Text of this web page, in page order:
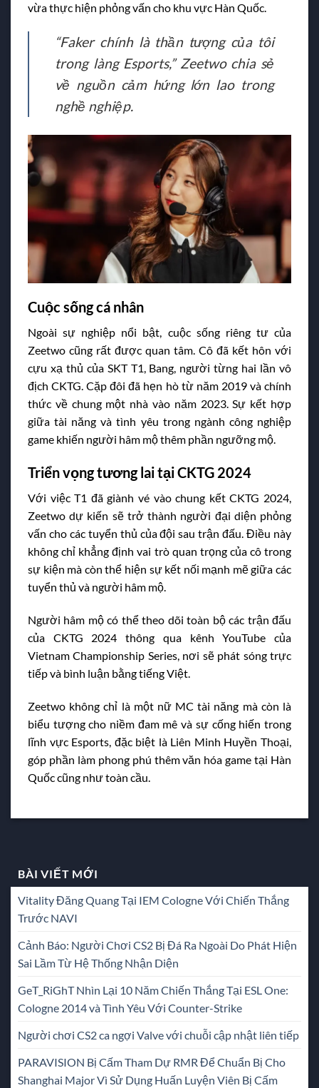
vừa thực hiện phỏng vấn cho khu vực Hàn Quốc.
“Faker chính là thần tượng của tôi
trong làng Esports,” Zeetwo chia sẻ
về nguồn cảm hứng lớn lao trong
nghề nghiệp.
Cuộc sống cá nhân
Ngoài sự nghiệp nổi bật, cuộc sống riêng tư của
Zeetwo cũng rất được quan tâm. Cô đã kết hôn với
cựu xạ thủ của SKT T1, Bang, người từng hai lần vô
địch CKTG. Cặp đôi đã hẹn hò từ năm 2019 và chính
thức về chung một nhà vào năm 2023. Sự kết hợp
giữa tài năng và tình yêu trong ngành công nghiệp
game khiến người hâm mộ thêm phần ngưỡng mộ.
Triển vọng tương lai tại CKTG 2024
Với việc T1 đã giành vé vào chung kết CKTG 2024,
Zeetwo dự kiến sẽ trở thành người đại diện phỏng
vấn cho các tuyển thủ của đội sau trận đấu. Điều này
không chỉ khẳng định vai trò quan trọng của cô trong
sự kiện mà còn thể hiện sự kết nối mạnh mẽ giữa các
tuyển thủ và người hâm mộ.
Người hâm mộ có thể theo dõi toàn bộ các trận đấu
của CKTG 2024 thông qua kênh YouTube của
Vietnam Championship Series, nơi sẽ phát sóng trực
tiếp và bình luận bằng tiếng Việt.
Zeetwo không chỉ là một nữ MC tài năng mà còn là
biểu tượng cho niềm đam mê và sự cống hiến trong
lĩnh vực Esports, đặc biệt là Liên Minh Huyền Thoại,
góp phần làm phong phú thêm văn hóa game tại Hàn
Quốc cũng như toàn cầu.
BÀI VIẾT MỚI
Vitality Đăng Quang Tại IEM Cologne Với Chiến Thắng
Trước NAVI
Cảnh Báo: Người Chơi CS2 Bị Đá Ra Ngoài Do Phát Hiện
Sai Lầm Từ Hệ Thống Nhận Diện
GeT_RiGhT Nhìn Lại 10 Năm Chiến Thắng Tại ESL One:
Cologne 2014 và Tình Yêu Với Counter-Strike
Người chơi CS2 ca ngợi Valve với chuỗi cập nhật liên tiếp
PARAVISION Bị Cấm Tham Dự RMR Để Chuẩn Bị Cho
Shanghai Major Vì Sử Dụng Huấn Luyện Viên Bị Cấm